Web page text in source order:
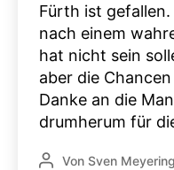
Fürth ist gefallen.
nach einem
hat nicht sein
aber die
Danke an die
drumherum für
Beitragsautor
Von Sven Meyering